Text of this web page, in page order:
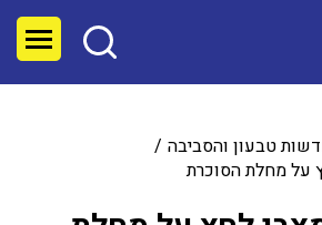
טבעון והסביבה
על מחלת הסוכרת